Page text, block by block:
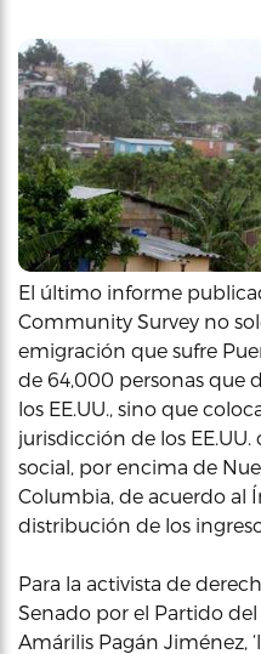
El último informe
Community Survey no
emigración que sufre
de 64,000 personas que
los EE.UU., sino que
jurisdicción de los
social, por encima de
Columbia, de acuerdo al
distribución de los
Para la activista de
Senado por el Partido del
Amárilis Pagán Jiménez,